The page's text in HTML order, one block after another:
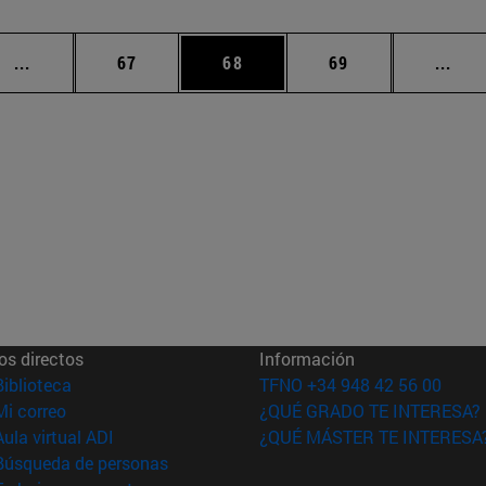
... Páginas intermedias Use TAB para desplazarse.
Página
67 Página
68 Página
69 ...
directos
(abre en nueva ventana)
correo(abre en nueva ventana)
virtual ADI (abre en nueva ventana)
de personas(abre en nueva ventana)
Información
TFNO +34 948 42 56 00
¿QUÉ GRADO TE INTERESA?
¿QUÉ MÁSTER TE